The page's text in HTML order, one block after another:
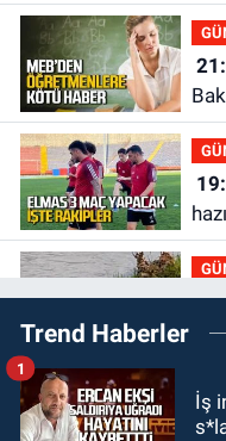
Trend Haberler
İş
1